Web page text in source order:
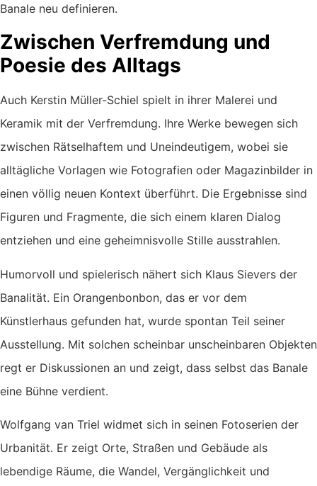
Banale neu definieren.
Zwischen Verfremdung und
Poesie des Alltags
Auch Kerstin Müller-Schiel spielt in ihrer Malerei und
Keramik mit der Verfremdung. Ihre Werke bewegen sich
zwischen Rätselhaftem und Uneindeutigem, wobei sie
alltägliche Vorlagen wie Fotografien oder Magazinbilder in
einen völlig neuen Kontext überführt. Die Ergebnisse sind
Figuren und Fragmente, die sich einem klaren Dialog
entziehen und eine geheimnisvolle Stille ausstrahlen.
Humorvoll und spielerisch nähert sich Klaus Sievers der
Banalität. Ein Orangenbonbon, das er vor dem
Künstlerhaus gefunden hat, wurde spontan Teil seiner
Ausstellung. Mit solchen scheinbar unscheinbaren Objekten
regt er Diskussionen an und zeigt, dass selbst das Banale
eine Bühne verdient.
Wolfgang van Triel widmet sich in seinen Fotoserien der
Urbanität. Er zeigt Orte, Straßen und Gebäude als
lebendige Räume, die Wandel, Vergänglichkeit und